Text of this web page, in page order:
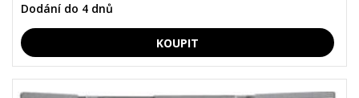
Dodání do 4 dnů